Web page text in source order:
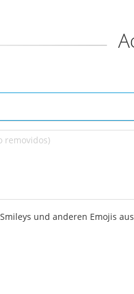
und anderen Emojis